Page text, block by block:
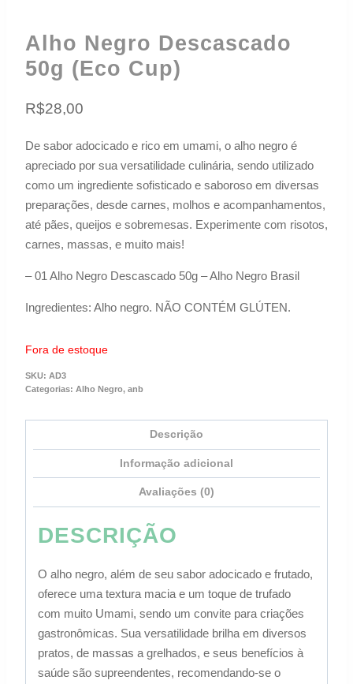
Alho Negro Descascado
50g (eco Cup)
R$28,00
De sabor adocicado e rico em umami, o alho negro é
apreciado por sua versatilidade culinária, sendo utilizado
como um ingrediente sofisticado e saboroso em diversas
preparações, desde carnes, molhos e acompanhamentos,
até pães, queijos e sobremesas. Experimente com risotos,
carnes, massas, e muito mais!
– 01 Alho Negro Descascado 50g – Alho Negro Brasil
Ingredientes: Alho negro. NÃO CONTÉM GLÚTEN.
Fora de estoque
SKU: AD3
Categorias: Alho Negro, anb
Descrição
Informação adicional
Avaliações (0)
DESCRIÇÃO
O alho negro, além de seu sabor adocicado e frutado,
oferece uma textura macia e um toque de trufado
com muito Umami, sendo um convite para criações
gastronômicas. Sua versatilidade brilha em diversos
pratos, de massas a grelhados, e seus benefícios à
saúde são supreendentes, recomendando-se o